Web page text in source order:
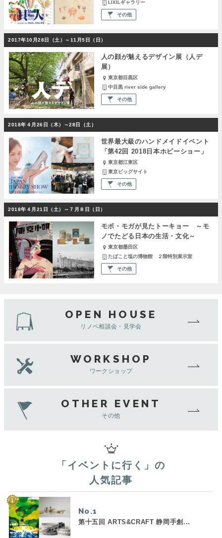
LIXILギャラリー
その他
2017年10月28日（土）～11月5日（日）
人の顔が魅えるデザイン展（人デ
展）
東京都目黒区
中目黒 river side gallery
その他
2018年４月26日（木）～28日（土）
世界最大級のハンドメイドイベント
「第42回 2018日本ホビーショー」
東京都江東区
東京ビッグサイト
その他
2018年４月21日（土）～７月８日（日）
モボ・モガが見たトーキョー ～モ
ノでたどる日本の生活・文化～
東京都墨田区
たばこと塩の博物館 ２階特別展示室
その他
OPEN HOUSE
リノベ相談会・見学会
WORKSHOP
ワークショップ
OTHER EVENT
その他
「 イベントに行く
」の
人気記事
No.
第十五回 ARTS&CRAFT 静岡手創...